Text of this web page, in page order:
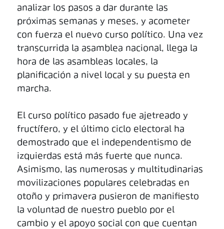
analizar los pasos a dar durante las
próximas semanas y meses, y acometer
con fuerza el nuevo curso político. Una vez
transcurrida la asamblea nacional, llega la
hora de las asambleas locales, la
planificación a nivel local y su puesta en
marcha.
El curso político pasado fue ajetreado y
fructífero, y el último ciclo electoral ha
demostrado que el independentismo de
izquierdas está más fuerte que nunca.
Asimismo, las numerosas y multitudinarias
movilizaciones populares celebradas en
otoño y primavera pusieron de manifiesto
la voluntad de nuestro pueblo por el
cambio y el apoyo social con que cuentan